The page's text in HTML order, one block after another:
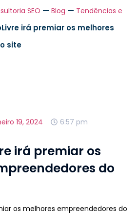
SEO — Blog — Tendências e
irá premiar os melhores
site
19, 2024 6:57 pm
irá premiar os
do
os melhores empreendedores do